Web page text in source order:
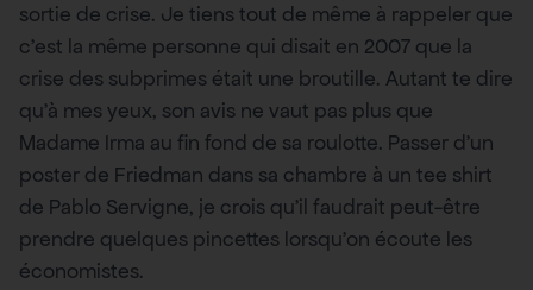
sortie de crise. Je tiens tout de même à rappeler que
c’est la même personne qui disait en 2007 que la
crise des subprimes était une broutille. Autant te dire
qu’à mes yeux, son avis ne vaut pas plus que
Madame Irma au fin fond de sa roulotte. Passer d’un
poster de Friedman dans sa chambre à un tee shirt
de Pablo Servigne, je crois qu’il faudrait peut-être
prendre quelques pincettes lorsqu’on écoute les
économistes.